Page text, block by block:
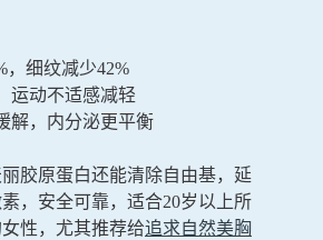
，细纹减少42%
运动不适感减轻
解，内分泌更平衡
胶原蛋白还能清除自由基，延
，安全可靠，适合20岁以上所
性，尤其推荐给追求自然美胸